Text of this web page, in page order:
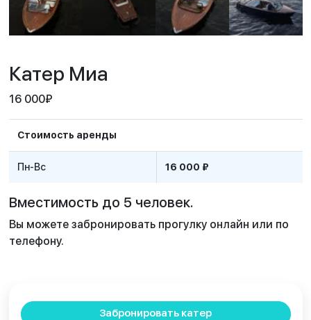
Катер Миа
16 000₽
Стоимость аренды
Пн-Вс 16 000 ₽
Вместимость до 5 человек.
Вы можете забронировать прогулку онлайн или по
телефону.
Забронировать катер